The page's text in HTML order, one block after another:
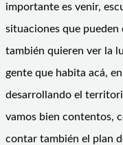
importante es venir,
situaciones que
también quieren ver la
gente que habita acá,
desarrollando el
vamos bien contentos,
contar también el plan